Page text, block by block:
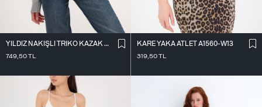
YILDIZ NAKIŞLI TRIKO KAZAK K3418-D4
749,50TL
KARE YAKA ATLET A1560-W13
319,50TL